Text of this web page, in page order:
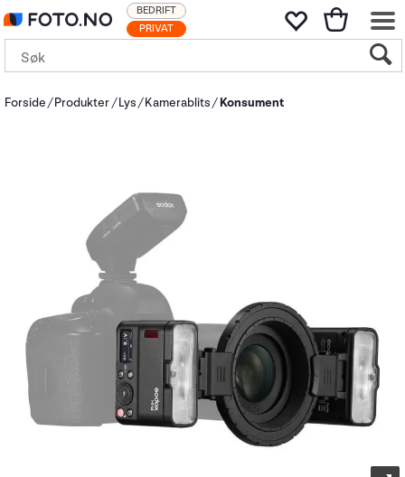
PRIVAT
BEDRIFT
Forside Produkter Lys Kamerablits Konsument